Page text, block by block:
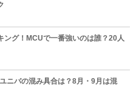
ング！MCUで一番強いのは誰？20人
ニバの混み具合は？8月・9月は混